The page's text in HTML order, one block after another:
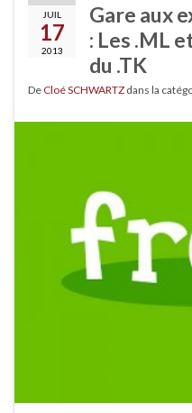
JUIL
17
2013
Gare aux
: Les .ML
du .TK
De Cloé SCHWARTZ dans la